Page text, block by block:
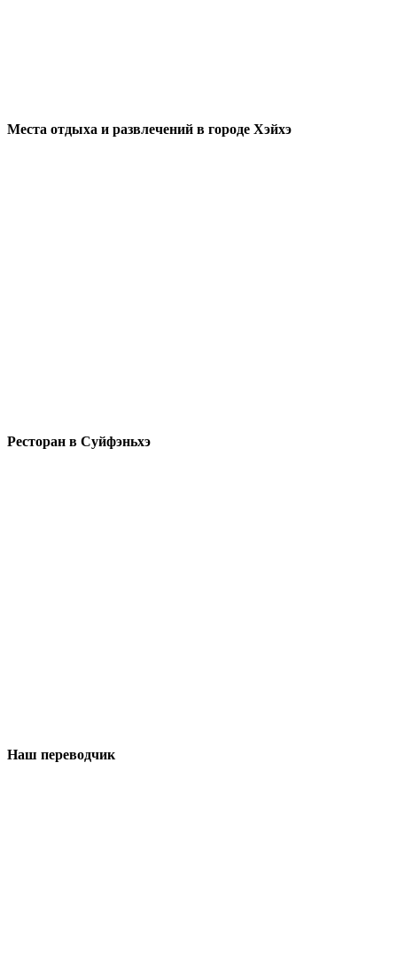
Места отдыха и развлечений в городе Хэйхэ
Ресторан в Суйфэньхэ
Наш переводчик